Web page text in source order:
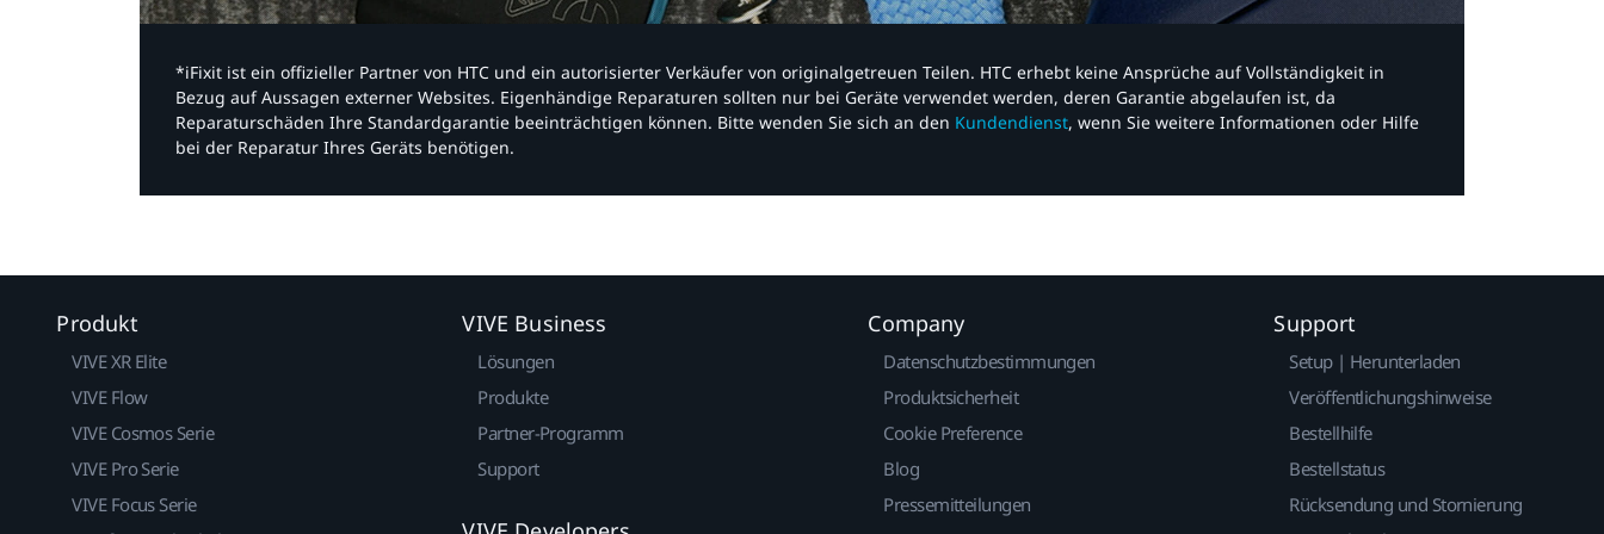
*iFixit ist ein offizieller Partner von HTC und ein autorisierter Verkäufer von originalgetreuen Teilen. HTC erhebt keine Ansprüche auf Vollständigkeit in
Bezug auf Aussagen externer Websites. Eigenhändige Reparaturen sollten nur bei Geräte verwendet werden, deren Garantie abgelaufen ist, da
Reparaturschäden Ihre Standardgarantie beeinträchtigen können. Bitte wenden Sie sich an den Kundendienst, wenn Sie weitere Informationen oder Hilfe
bei der Reparatur Ihres Geräts benötigen.​
Produkt
VIVE XR Elite
VIVE Flow
VIVE Cosmos Serie
VIVE Pro Serie
VIVE Focus Serie
VIVE Business
Lösungen
Produkte
Partner-Programm
Support
Company
Datenschutzbestimmungen
Produktsicherheit
Cookie Preference
Blog
Pressemitteilungen
Support
Setup | Herunterladen
Veröffentlichungshinweise
Bestellhilfe
Bestellstatus
Rücksendung und Stornierung